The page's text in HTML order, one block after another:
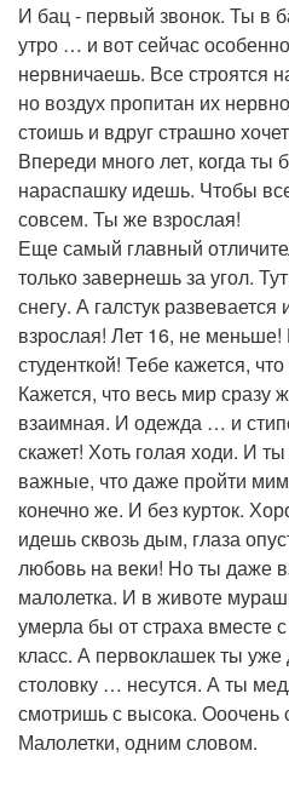
И бац - первый звонок. Ты в
утро … и вот сейчас
нервничаешь. Все строятся
но воздух пропитан их
стоишь и вдруг страшно
Впереди много лет, когда ты
нараспашку идешь. Чтобы
совсем. Ты же взрослая!
Еще самый главный
только завернешь за угол.
снегу. А галстук
взрослая! Лет 16, не меньше!
студенткой! Тебе кажется,
Кажется, что весь мир сразу
взаимная. И одежда … и
скажет! Хоть голая ходи. И
важные, что даже пройти
конечно же. И без курток.
идешь сквозь дым, глаза
любовь на веки! Но ты даже
малолетка. И в животе
умерла бы от страха вместе
класс. А первоклашек ты
столовку … несутся. А ты
смотришь с высока.
Малолетки, одним словом.